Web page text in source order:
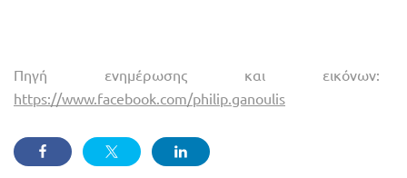
Πηγή ενημέρωσης και εικόνων:
https://www.facebook.com/philip.ganoulis